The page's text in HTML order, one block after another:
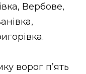
Вербове,
ворог п’ять